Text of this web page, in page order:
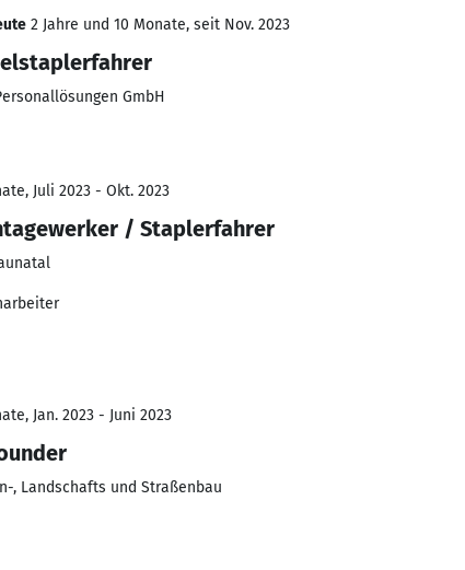
2 Jahre und 10 Monate, seit Nov. 2023
GmbH
Juli 2023 - Okt. 2023
/ Staplerfahrer
Jan. 2023 - Juni 2023
, Landschafts und Straßenbau